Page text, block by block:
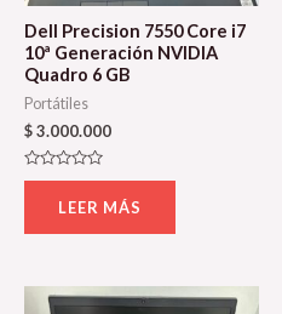
Dell Precision 7550 Core i7
10ª Generación NVIDIA
Quadro 6 GB
Portátiles
$3.000.000
Valorado
5
LEER MÁS